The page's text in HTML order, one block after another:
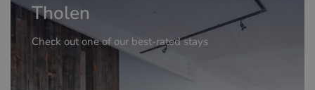
Tholen
Check out one of our best-rated stays